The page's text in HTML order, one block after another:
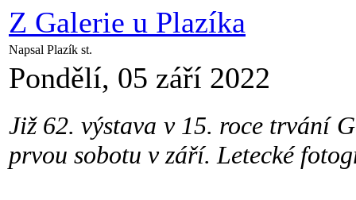
Z Galerie u Plazíka
Napsal Plazík st.
Pondělí, 05 září 2022
Již 62. výstava v 15. roce trvání
prvou sobotu v září. Letecké